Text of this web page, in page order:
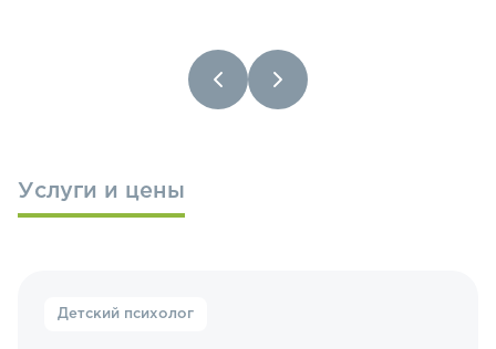
Услуги и цены
Детский психолог